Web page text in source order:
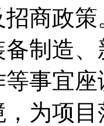
商政
制造
事宜
为项